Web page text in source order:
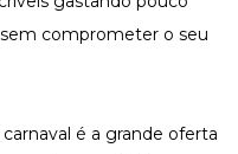
sem comprometer o seu
é a grande oferta